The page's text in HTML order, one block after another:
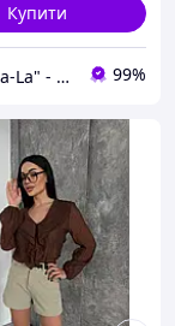
Купити
💎TM "Ola-La" - якісний одяг від виробника 💎 99%